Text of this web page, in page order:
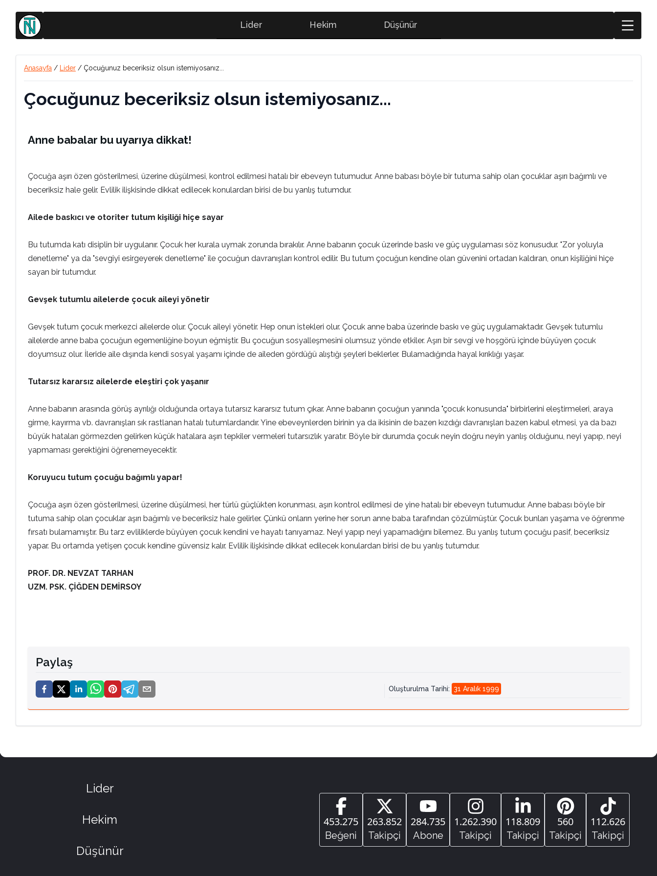
Lider Hekim Düşünür
Anasayfa / Lider / Çocuğunuz beceriksiz olsun istemiyosanız...
Çocuğunuz beceriksiz olsun istemiyosanız...
Anne babalar bu uyarıya dikkat!
Çocuğa aşırı özen gösterilmesi, üzerine düşülmesi, kontrol edilmesi hatalı bir ebeveyn tutumudur. Anne babası böyle bir tutuma sahip olan çocuklar aşırı bağımlı ve
beceriksiz hale gelir. Evlilik ilişkisinde dikkat edilecek konulardan birisi de bu yanlış tutumdur.
Ailede baskıcı ve otoriter tutum kişiliği hiçe sayar
Bu tutumda katı disiplin bir uygulanır. Çocuk her kurala uymak zorunda bırakılır. Anne babanın çocuk üzerinde baskı ve güç uygulaması söz konusudur. "Zor yoluyla
denetleme" ya da "sevgiyi esirgeyerek denetleme" ile çocuğun davranışları kontrol edilir. Bu tutum çocuğun kendine olan güvenini ortadan kaldıran, onun kişiliğini hiçe
sayan bir tutumdur.
Gevşek tutumlu ailelerde çocuk aileyi yönetir
Gevşek tutum çocuk merkezci ailelerde olur. Çocuk aileyi yönetir. Hep onun istekleri olur. Çocuk anne baba üzerinde baskı ve güç uygulamaktadır. Gevşek tutumlu
ailelerde anne baba çocuğun egemenliğine boyun eğmiştir. Bu çocuğun sosyalleşmesini olumsuz yönde etkiler. Aşırı bir sevgi ve hoşgörü içinde büyüyen çocuk
doyumsuz olur. İleride aile dışında kendi sosyal yaşamı içinde de aileden gördüğü alıştığı şeyleri beklerler. Bulamadığında hayal kırıklığı yaşar.
Tutarsız kararsız ailelerde eleştiri çok yaşanır
Anne babanın arasında görüş ayrılığı olduğunda ortaya tutarsız kararsız tutum çıkar. Anne babanın çocuğun yanında "çocuk konusunda" birbirlerini eleştirmeleri, araya
girme, kayırma vb. davranışları sık rastlanan hatalı tutumlardandır. Yine ebeveynlerden birinin ya da ikisinin de bazen kızdığı davranışları bazen kabul etmesi, ya da bazı
büyük hataları görmezden gelirken küçük hatalara aşırı tepkiler vermeleri tutarsızlık yaratır. Böyle bir durumda çocuk neyin doğru neyin yanlış olduğunu, neyi yapıp, neyi
yapmaması gerektiğini öğrenemeyecektir.
Koruyucu tutum çocuğu bağımlı yapar!
Çocuğa aşırı özen gösterilmesi, üzerine düşülmesi, her türlü güçlükten korunması, aşırı kontrol edilmesi de yine hatalı bir ebeveyn tutumudur. Anne babası böyle bir
tutuma sahip olan çocuklar aşırı bağımlı ve beceriksiz hale gelirler. Çünkü onların yerine her sorun anne baba tarafından çözülmüştür. Çocuk bunları yaşama ve öğrenme
fırsatı bulamamıştır. Bu tarz evliliklerde büyüyen çocuk kendini ve hayatı tanıyamaz. Neyi yapıp neyi yapamadığını bilemez. Bu yanlış tutum çocuğu pasif, beceriksiz
yapar. Bu ortamda yetişen çocuk kendine güvensiz kalır. Evlilik ilişkisinde dikkat edilecek konulardan birisi de bu yanlış tutumdur.
PROF. DR. NEVZAT TARHAN
UZM. PSK. ÇİĞDEN DEMİRSOY
Paylaş
Oluşturulma Tarihi: 31 Aralık 1999
Lider
Hekim
Düşünür
453.275
Beğeni
263.852
Takipçi
284.735
Abone
1.262.390
Takipçi
118.809
Takipçi
560
Takipçi
112.626
Takipçi